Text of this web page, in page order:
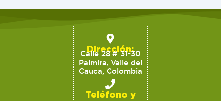
Dirección:
Calle 28 # 31-30
Palmira, Valle del
Cauca, Colombia
Teléfono y